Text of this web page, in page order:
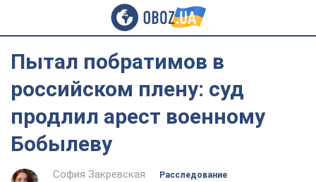
Пытал побратимов в
российском плену: суд
продлил арест военному
Бобылеву
София Закревская
Расследование